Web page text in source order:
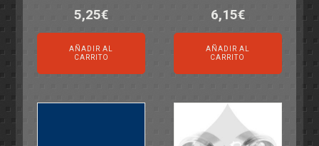
5,25€
AÑADIR AL
CARRITO
6,15€
AÑADIR AL
CARRITO